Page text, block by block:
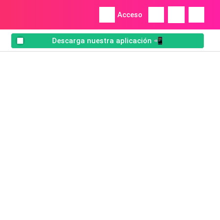
Acceso
Descarga nuestra aplicación 📲